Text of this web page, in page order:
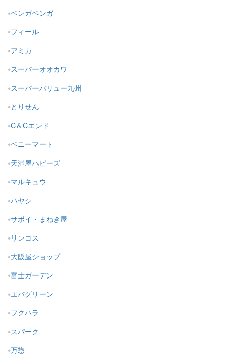
ベンガベンガ
フィール
アミカ
スーパーオオカワ
スーパーバリュー九州
とりせん
C＆Cエンド
ベニーマート
天満屋ハピーズ
マルキュウ
ハヤシ
サボイ・まねき屋
リンコス
大阪屋ショップ
富士ガーデン
エバグリーン
フクハラ
スパーク
万惣